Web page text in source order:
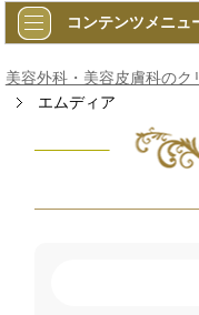
コンテンツメニュ
美容外科・美容皮膚科の
エムディア